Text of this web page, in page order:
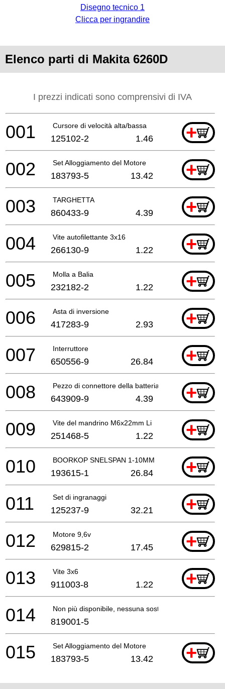
Disegno tecnico 1
Clicca per ingrandire
Elenco parti di Makita 6260D
I prezzi indicati sono comprensivi di IVA
Cursore di velocità alta/bassa +
001 125102-2 1.46
Set Alloggiamento del Motore +
002 183793-5 13.42
TARGHETTA +
003 860433-9 4.39
Vite autofilettante 3x16 +
004 266130-9 1.22
Molla a Balia +
005 232182-2 1.22
Asta di inversione +
006 417283-9 2.93
Interruttore +
007 650556-9 26.84
Pezzo di connettore della batteria +
008 643909-9 4.39
Vite del mandrino M6x22mm Li +
009 251468-5 1.22
BOORKOP SNELSPAN 1-10MM +
010 193615-1 26.84
Set di ingranaggi +
011 125237-9 32.21
Motore 9,6v +
012 629815-2 17.45
Vite 3x6 +
013 911003-8 1.22
Non più disponibile, nessuna sostituzione
014 819001-5
Set Alloggiamento del Motore +
015 183793-5 13.42